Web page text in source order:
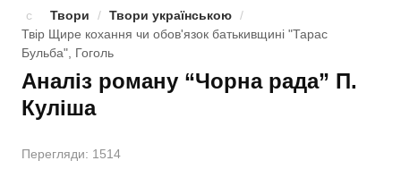
Твори українською
Твори англійською
Твори німецькою
БІОГРАФІЇ
Твори / Твори українською /
Твір Щире кохання чи обов'язок батькивщинi "Тарас
Бульба", Гоголь
Аналіз роману “Чорна рада” П.
Куліша
Перегляди: 1514